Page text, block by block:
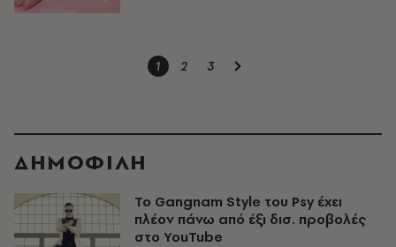
1 2 3
ΔΗΜΟΦΙΛΗ
Το Gangnam Style του Psy έχει
πλέον πάνω από έξι δισ. προβολές
στο YouTube